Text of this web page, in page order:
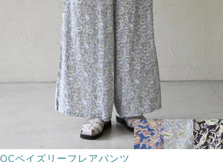
OCペイズリーフレアパンツ